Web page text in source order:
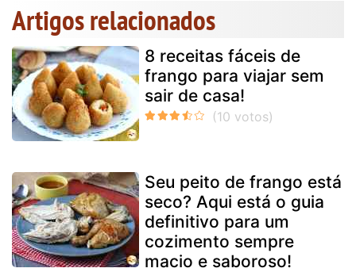
Artigos relacionados
8 receitas fáceis de
frango para viajar sem
sair de casa!
Seu peito de frango está
seco? Aqui está o guia
definitivo para um
cozimento sempre
macio e saboroso!